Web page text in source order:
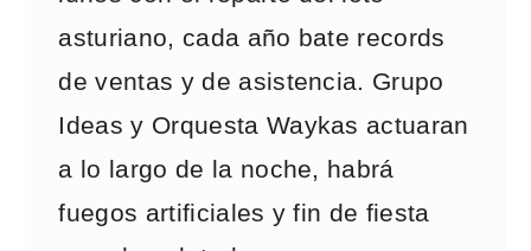
asturiano, cada año bate records
de ventas y de asistencia. Grupo
Ideas y Orquesta Waykas actuaran
a lo largo de la noche, habrá
fuegos artificiales y fin de fiesta